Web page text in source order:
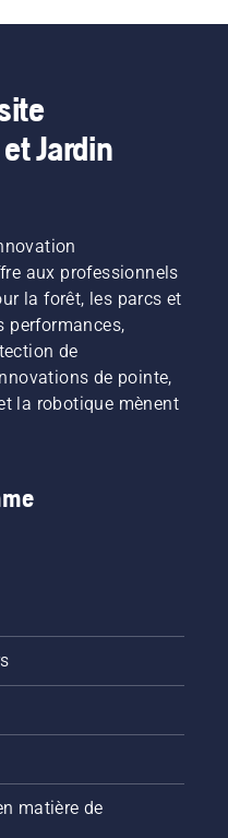
Jardin
aux professionnels
la forêt, les parcs et
performances,
de
de pointe,
la robotique mènent
matière de